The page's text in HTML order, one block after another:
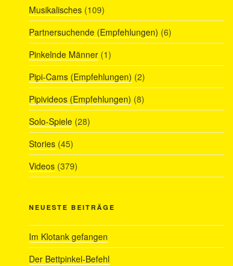
Musikalisches(109)
Partnersuchende (Empfehlungen) (6)
Pinkelnde Männer(1)
Pipi-Cams (Empfehlungen) (2)
Pipivideos (Empfehlungen) (8)
Solo-Spiele(28)
Stories(45)
Videos(379)
NEUESTE BEITRÄGE
Im Klotank gefangen
Der Bettpinkel-Befehl